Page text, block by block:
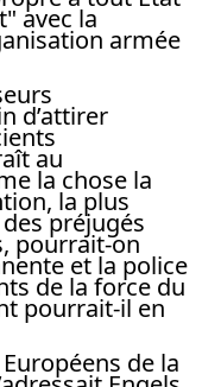
avec la
armée
d’attirer
au
la chose la
la plus
préjugés
pourrait-on
et la police
de la force du
pourrait-il en
de la